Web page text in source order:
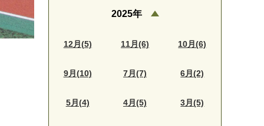
2025年
12月(5) 11月(6) 10月(6)
9月(10) 7月(7) 6月(2)
5月(4) 4月(5) 3月(5)